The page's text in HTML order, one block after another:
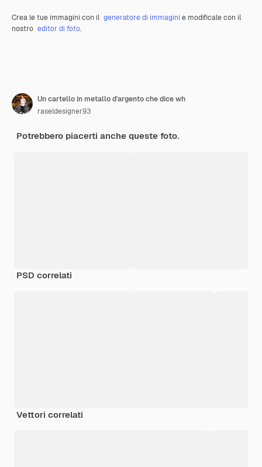
Crea le tue immagini con il generatore di immagini e modificale con il
nostro editor di foto.
Un cartello in metallo d'argento che dice wh
raseldesigner93
Potrebbero piacerti anche queste foto.
PSD correlati
Vettori correlati